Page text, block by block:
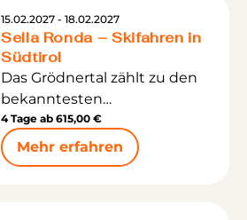
eingestimmt. Ein feines
Weihnachtsgaladinner und
eine stimmungsvolle
Weihnachtsfeier erwarten
Sie. Genießen Sie die
Wellnesslandschaft im Hotel,
lassen Sie sich im Beauty- &
Spa Bereich des Hotels
festliche Silvesterfeier im
Hotel mit musikalischer
Unterhaltung.
15.02.2027 - 18.02.2027
Sella Ronda – Skifahren in
Südtirol
Das Grödnertal zählt zu den
bekanntesten
Wintersportregionen
Südtirols.
Abwechslungsreiche
4 Tage ab 615,00 €
Mehr erfahren